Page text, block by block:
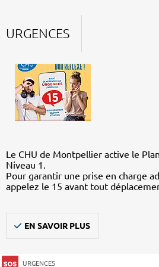
URGENCES
Le CHU de Montpellier active le
Niveau 1.
Pour garantir une prise en charge
appelez le 15 avant tout
EN SAVOIR PLUS
URGENCES